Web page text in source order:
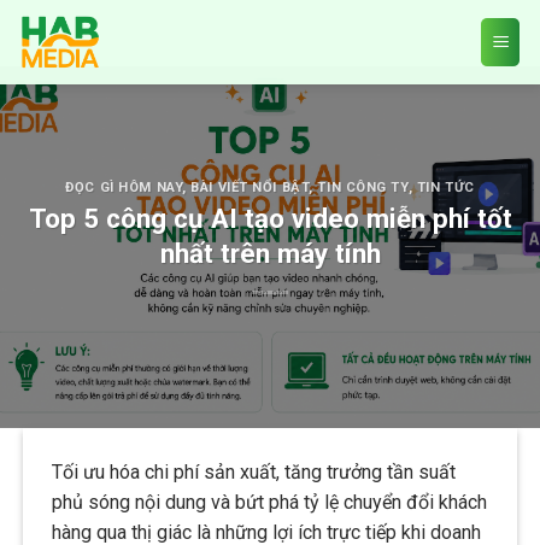
Skip
content
ĐỌC GÌ HÔM NAY,BÀI VIẾT NỔI BẬT,TIN CÔNG TY,TIN TỨC
Top 5 công cụ AI tạo video miễn phí tốt
nhất trên máy tính
Tối ưu hóa chi phí sản xuất, tăng trưởng tần suất
phủ sóng nội dung và bứt phá tỷ lệ chuyển đổi khách
hàng qua thị giác là những lợi ích trực tiếp khi doanh